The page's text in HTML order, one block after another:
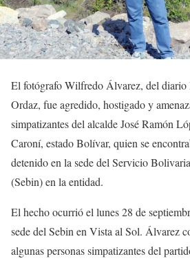
El fotógrafo Wilfredo Álvarez, del diario
Ordaz, fue agredido, hostigado y
simpatizantes del alcalde José Ramón
Caroní, estado Bolívar, quien se
detenido en la sede del Servicio
(Sebin) en la entidad.
El hecho ocurrió el lunes 28 de
sede del Sebin en Vista al Sol. Álvarez
algunas personas simpatizantes del